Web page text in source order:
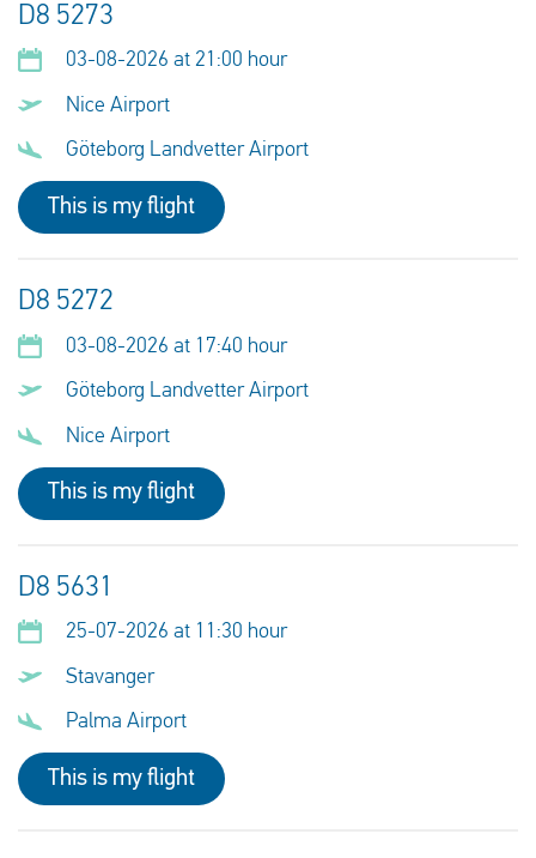
D8 5273
03-08-2026 at 21:00 hour
Nice Airport
Göteborg Landvetter Airport
This is my flight
D8 5272
03-08-2026 at 17:40 hour
Göteborg Landvetter Airport
Nice Airport
This is my flight
D8 5631
25-07-2026 at 11:30 hour
Stavanger
Palma Airport
This is my flight